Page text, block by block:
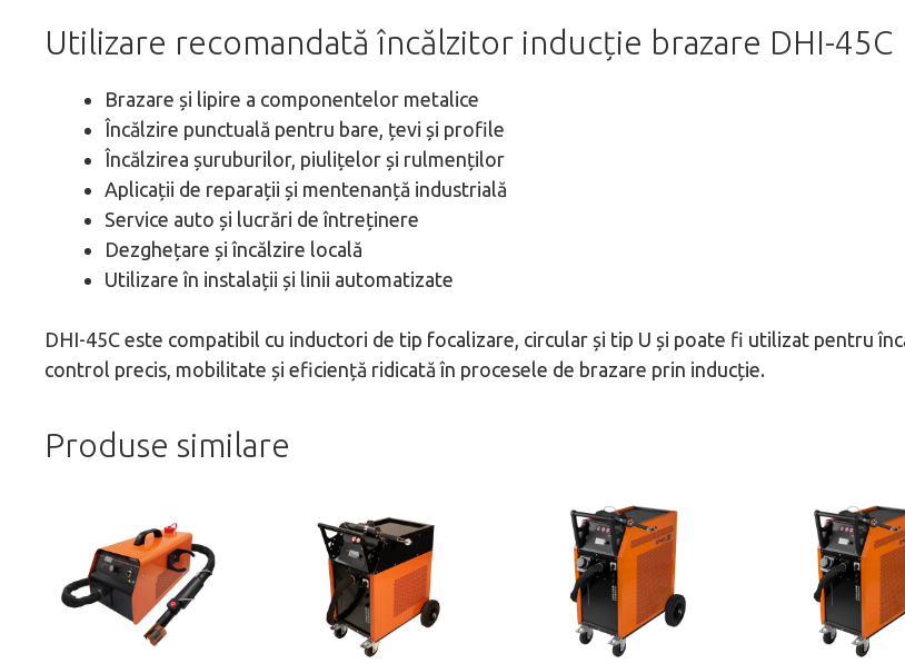
Utilizare recomandată încălzitor inducție brazare DHI-45C
Brazare și lipire a componentelor metalice
Încălzire punctuală pentru bare, țevi și profile
Încălzirea șuruburilor, piulițelor și rulmenților
Aplicații de reparații și mentenanță industrială
Service auto și lucrări de întreținere
Dezghețare și încălzire locală
Utilizare în instalații și linii automatizate
DHI-45C este compatibil cu inductori de tip focalizare, circular și tip U și poate fi utilizat pentru
control precis, mobilitate și eficiență ridicată în procesele de brazare prin inducție.
Produse similare
produs
multe
produs
multe
variații.